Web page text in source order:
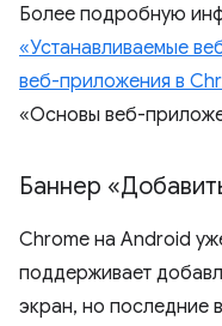
Более подробную
«Устанавливаемые
веб-приложения в
«Основы веб-
Баннер
Chrome на Android
поддерживает
экран, но последние